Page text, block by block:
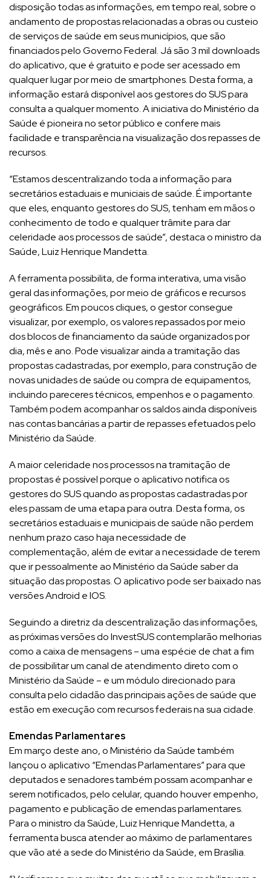
disposição todas as informações, em tempo real, sobre o
andamento de propostas relacionadas a obras ou custeio
de serviços de saúde em seus municípios, que são
financiados pelo Governo Federal. Já são 3 mil downloads
do aplicativo, que é gratuito e pode ser acessado em
qualquer lugar por meio de smartphones. Desta forma, a
informação estará disponível aos gestores do SUS para
consulta a qualquer momento. A iniciativa do Ministério da
Saúde é pioneira no setor público e confere mais
facilidade e transparência na visualização dos repasses de
recursos.
“Estamos descentralizando toda a informação para
secretários estaduais e municiais de saúde. É importante
que eles, enquanto gestores do SUS, tenham em mãos o
conhecimento de todo e qualquer trâmite para dar
celeridade aos processos de saúde”, destaca o ministro da
Saúde, Luiz Henrique Mandetta.
A ferramenta possibilita, de forma interativa, uma visão
geral das informações, por meio de gráficos e recursos
geográficos. Em poucos cliques, o gestor consegue
visualizar, por exemplo, os valores repassados por meio
dos blocos de financiamento da saúde organizados por
dia, mês e ano. Pode visualizar ainda a tramitação das
propostas cadastradas, por exemplo, para construção de
novas unidades de saúde ou compra de equipamentos,
incluindo pareceres técnicos, empenhos e o pagamento.
Também podem acompanhar os saldos ainda disponíveis
nas contas bancárias a partir de repasses efetuados pelo
Ministério da Saúde.
A maior celeridade nos processos na tramitação de
propostas é possível porque o aplicativo notifica os
gestores do SUS quando as propostas cadastradas por
eles passam de uma etapa para outra. Desta forma, os
secretários estaduais e municipais de saúde não perdem
nenhum prazo caso haja necessidade de
complementação, além de evitar a necessidade de terem
que ir pessoalmente ao Ministério da Saúde saber da
situação das propostas. O aplicativo pode ser baixado nas
versões Android e IOS.
Seguindo a diretriz da descentralização das informações,
as próximas versões do InvestSUS contemplarão melhorias
como a caixa de mensagens – uma espécie de chat a fim
de possibilitar um canal de atendimento direto com o
Ministério da Saúde – e um módulo direcionado para
consulta pelo cidadão das principais ações de saúde que
estão em execução com recursos federais na sua cidade.
Emendas Parlamentares
Em março deste ano, o Ministério da Saúde também
lançou o aplicativo “Emendas Parlamentares” para que
deputados e senadores também possam acompanhar e
serem notificados, pelo celular, quando houver empenho,
pagamento e publicação de emendas parlamentares.
Para o ministro da Saúde, Luiz Henrique Mandetta, a
ferramenta busca atender ao máximo de parlamentares
que vão até a sede do Ministério da Saúde, em Brasília.